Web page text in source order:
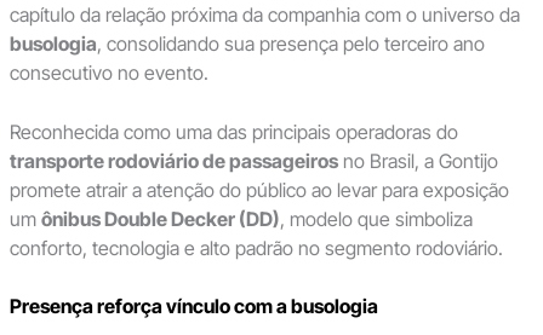
capítulo da relação próxima da companhia com o universo da
busologia, consolidando sua presença pelo terceiro ano
consecutivo no evento.
Reconhecida como uma das principais operadoras do
transporte rodoviário de passageirosno Brasil, a Gontijo
promete atrair a atenção do público ao levar para exposição
um ônibus Double Decker (DD), modelo que simboliza
conforto, tecnologia e alto padrão no segmento rodoviário.
Presença reforça vínculo com a busologia